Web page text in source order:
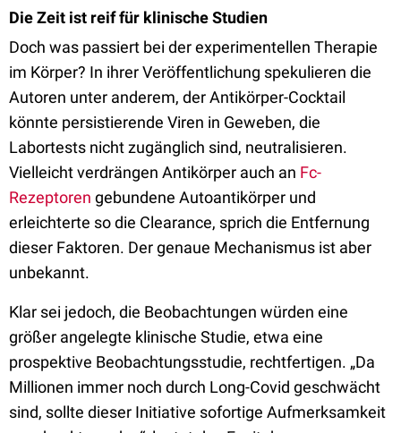
Die Zeit ist reif für klinische Studien
Doch was passiert bei der experimentellen Therapie
im Körper? In ihrer Veröffentlichung spekulieren die
Autoren unter anderem, der Antikörper-Cocktail
könnte persistierende Viren in Geweben, die
Labortests nicht zugänglich sind, neutralisieren.
Vielleicht verdrängen Antikörper auch an Fc-
Rezeptoren gebundene Autoantikörper und
erleichterte so die Clearance, sprich die Entfernung
dieser Faktoren. Der genaue Mechanismus ist aber
unbekannt.
Klar sei jedoch, die Beobachtungen würden eine
größer angelegte klinische Studie, etwa eine
prospektive Beobachtungsstudie, rechtfertigen. „Da
Millionen immer noch durch Long-Covid geschwächt
sind, sollte dieser Initiative sofortige Aufmerksamkeit